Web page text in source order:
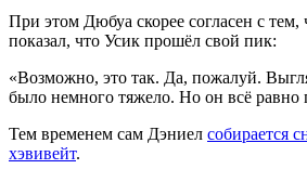
При этом Дюбуа скорее согласен с
показал, что Усик прошёл свой пик:
«Возможно, это так. Да, пожалуй.
было немного тяжело. Но он всё равно
Тем временем сам Дэниел собирается
хэвивейт.